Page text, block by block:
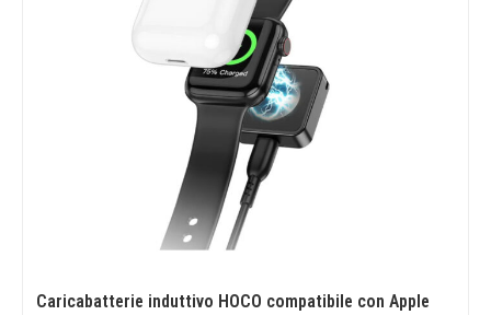
Caricabatterie induttivo HOCO compatibile con Apple